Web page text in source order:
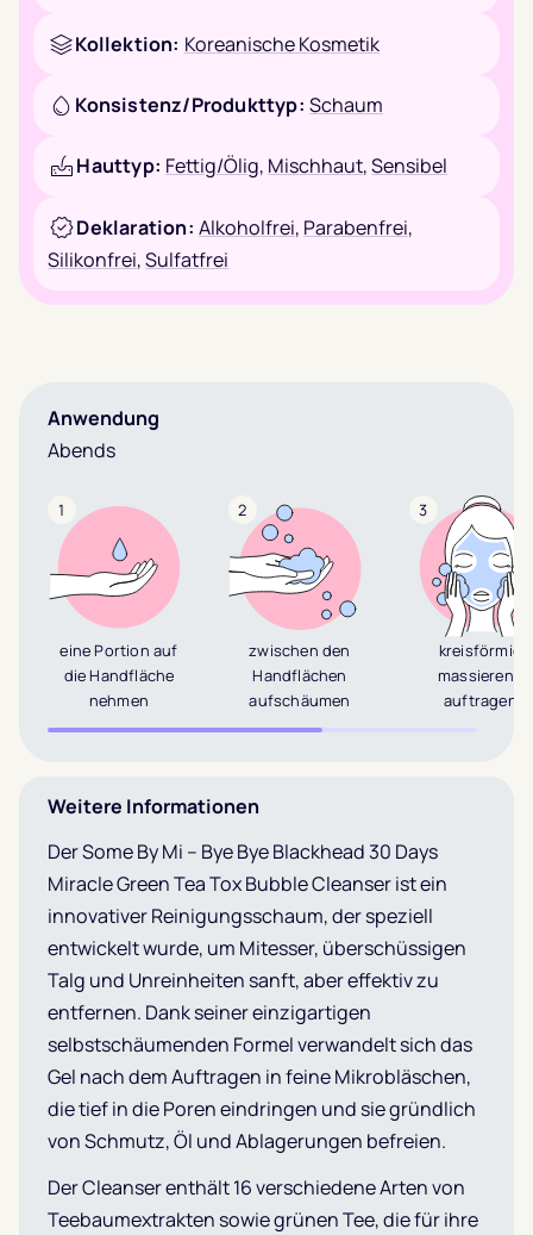
Kollektion: Koreanische Kosmetik
Konsistenz/Produkttyp: Schaum
Hauttyp: Fettig/Ölig, Mischhaut,Sensibel
Deklaration: Alkoholfrei, Parabenfrei,
Silikonfrei,Sulfatfrei
Anwendung
Abends
1
eine Portion auf
die Handfläche
nehmen
2
zwischen den
Handflächen
aufschäumen
3
kreisförmig
massierend
auftragen
Weitere Informationen
Der Some By Mi – Bye Bye Blackhead 30 Days
Miracle Green Tea Tox Bubble Cleanser ist ein
innovativer Reinigungsschaum, der speziell
entwickelt wurde, um Mitesser, überschüssigen
Talg und Unreinheiten sanft, aber effektiv zu
entfernen. Dank seiner einzigartigen
selbstschäumenden Formel verwandelt sich das
Gel nach dem Auftragen in feine Mikrobläschen,
die tief in die Poren eindringen und sie gründlich
von Schmutz, Öl und Ablagerungen befreien.
Der Cleanser enthält 16 verschiedene Arten von
Teebaumextrakten sowie grünen Tee, die für ihre